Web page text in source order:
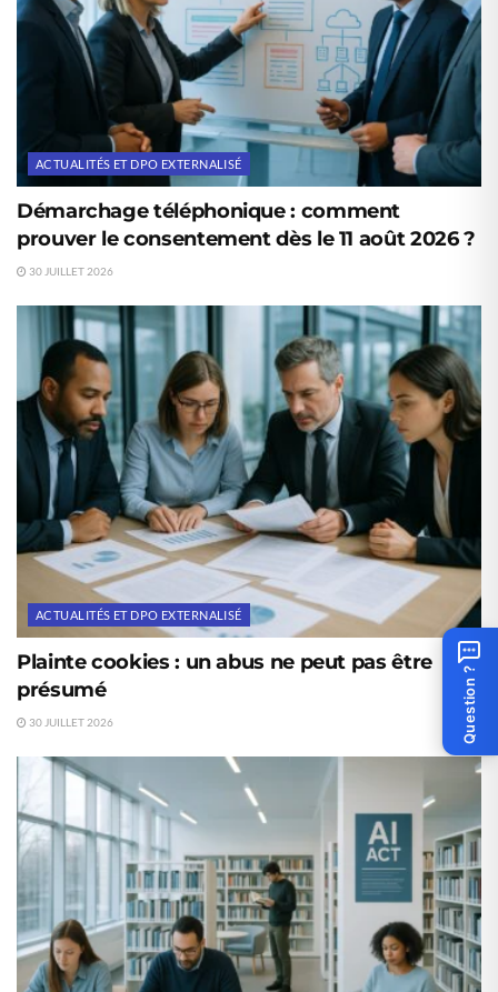
ACTUALITÉS ET DPO EXTERNALISÉ
Démarchage téléphonique : comment
prouver le consentement dès le 11 août 2026 ?
30 JUILLET 2026
ACTUALITÉS ET DPO EXTERNALISÉ
Plainte cookies : un abus ne peut pas être
présumé
30 JUILLET 2026 Question ?